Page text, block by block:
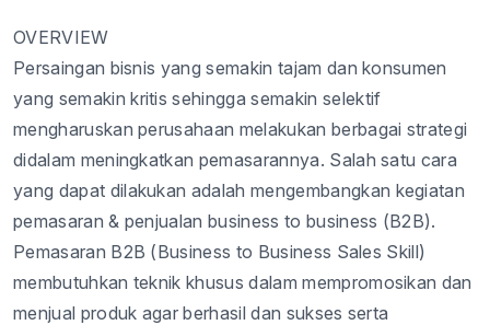
OVERVIEW
Persaingan bisnis yangsemakin tajam dankonsumen
yang semakin kritis sehingga semakin selektif
mengharuskan perusahaan melakukan berbagai strategi
didalam meningkatkan pemasarannya. Salahsatu cara
yang dapat dilakukan adalah mengembangkan kegiatan
pemasaran & penjualan business to business (B2B).
Pemasaran B2B (Business to Business Sales Skill)
membutuhkan teknik khusus dalam mempromosikan dan
menjual produk agarberhasil dan sukses serta